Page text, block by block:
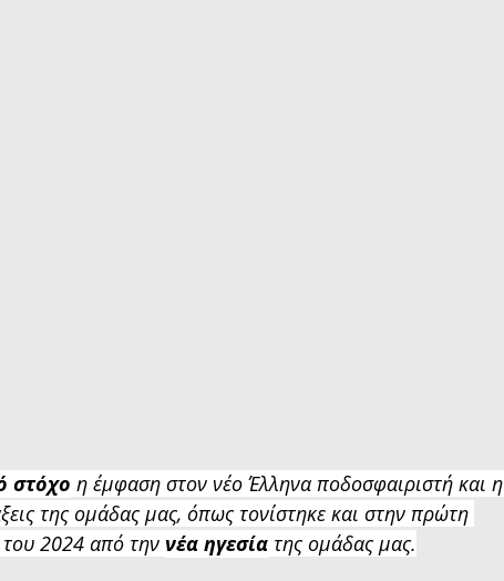
στόχο η έμφαση στον νέο Έλληνα ποδοσφαιριστή και η
της ομάδας μας, όπως τονίστηκε και στην πρώτη
του 2024 από την νέα ηγεσία της ομάδας μας.